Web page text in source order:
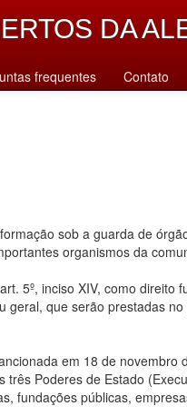
DA
frequentes Contato
sob a guarda de
organismos da
5º, inciso XIV, como
que serão prestadas
em 18 de novembro
Poderes de Estado
fundações públicas,